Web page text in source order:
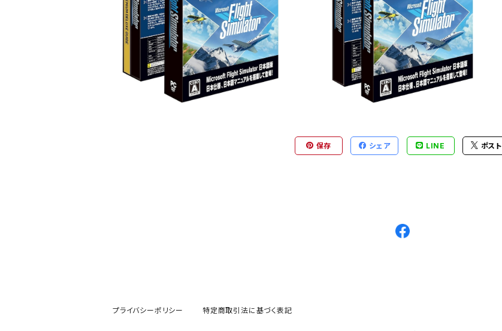
Microsoft Flight Simulator : プレミアム
デラックス 日本語版
¥21,780
Microsoft Flight Simulator : スタンダー
ド 日本語版
¥12,980
保存 シェア LINE ポスト
プライバシーポリシー 特定商取引法に基づく表記